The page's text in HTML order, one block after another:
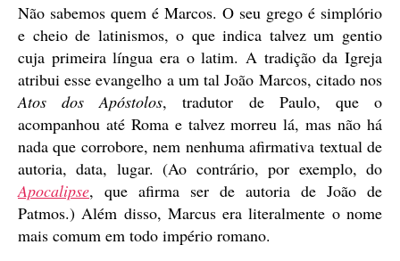
Não sabemos quem é Marcos. O seu grego é simplório
e cheio de latinismos, o que indica talvez um gentio
cuja primeira língua era o latim. A tradição da Igreja
atribui esse evangelho a um tal João Marcos, citado nos
Atos dos Apóstolos, tradutor de Paulo, que o
acompanhou até Roma e talvez morreu lá, mas não há
nada que corrobore, nem nenhuma afirmativa textual de
autoria, data, lugar. (Ao contrário, por exemplo, do
Apocalipse, que afirma ser de autoria de João de
Patmos.) Além disso, Marcus era literalmente o nome
mais comum em todo império romano.